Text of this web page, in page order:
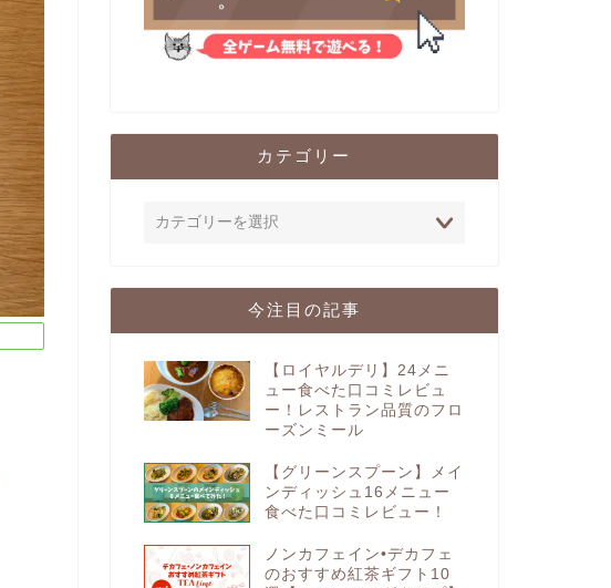
カテゴリー
今注目の記事
【ロイヤルデリ】24メニ
ュー食べた口コミレビュ
ー！レストラン品質のフロ
ーズンミール
【グリーンスプーン】メイ
ンディッシュ16メニュー
食べた口コミレビュー！
ノンカフェイン•デカフェ
のおすすめ紅茶ギフト10